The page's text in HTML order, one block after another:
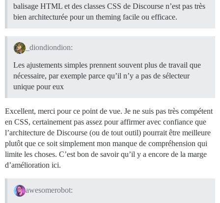
balisage HTML et des classes CSS de Discourse n’est pas très
bien architecturée pour un theming facile ou efficace.
_diondiondion:
Les ajustements simples prennent souvent plus de travail que
nécessaire, par exemple parce qu’il n’y a pas de sélecteur
unique pour eux
Excellent, merci pour ce point de vue. Je ne suis pas très compétent
en CSS, certainement pas assez pour affirmer avec confiance que
l’architecture de Discourse (ou de tout outil) pourrait être meilleure
plutôt que ce soit simplement mon manque de compréhension qui
limite les choses. C’est bon de savoir qu’il y a encore de la marge
d’amélioration ici.
awesomerobot: